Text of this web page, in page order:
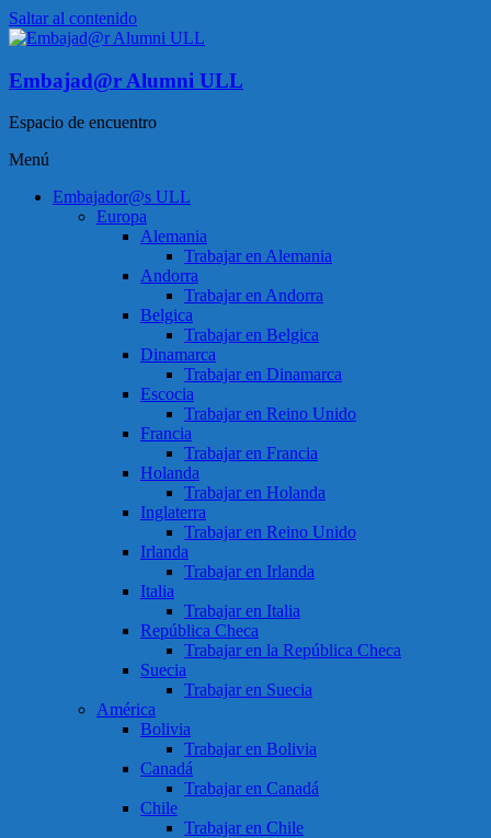
Saltar al contenido
Embajad@r Alumni ULL
Espacio de encuentro
Menú
Embajador@s ULL
Europa
Alemania
Trabajar en Alemania
Andorra
Trabajar en Andorra
Belgica
Trabajar en Belgica
Dinamarca
Trabajar en Dinamarca
Escocia
Trabajar en Reino Unido
Francia
Trabajar en Francia
Holanda
Trabajar en Holanda
Inglaterra
Trabajar en Reino Unido
Irlanda
Trabajar en Irlanda
Italia
Trabajar en Italia
República Checa
Trabajar en la República Checa
Suecia
Trabajar en Suecia
América
Bolivia
Trabajar en Bolivia
Canadá
Trabajar en Canadá
Chile
Trabajar en Chile